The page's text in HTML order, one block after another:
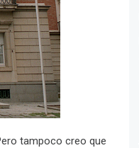
tampoco creo que